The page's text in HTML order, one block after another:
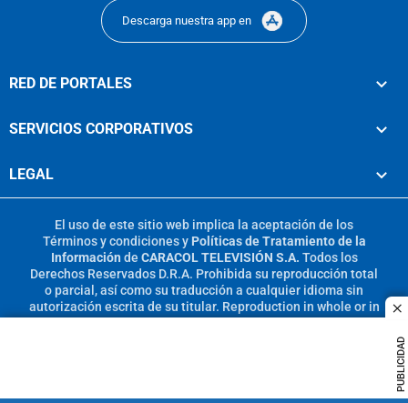
PUBLICIDAD
Descarga nuestra app en
RED DE PORTALES
SERVICIOS CORPORATIVOS
LEGAL
El uso de este sitio web implica la aceptación de los
Términos y condicionesy Políticas de Tratamiento de la
Información de CARACOL TELEVISIÓN S.A. Todos los
Derechos Reservados D.R.A. Prohibida su reproducción total
o parcial, así como su traducción a cualquier idioma sin
autorización escrita de su titular. Reproduction in whole or in